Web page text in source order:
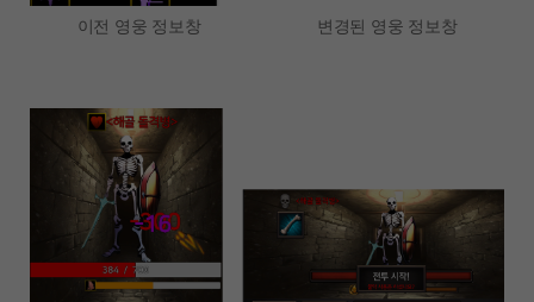
이전 영웅 정보창 변경된 영웅 정보창